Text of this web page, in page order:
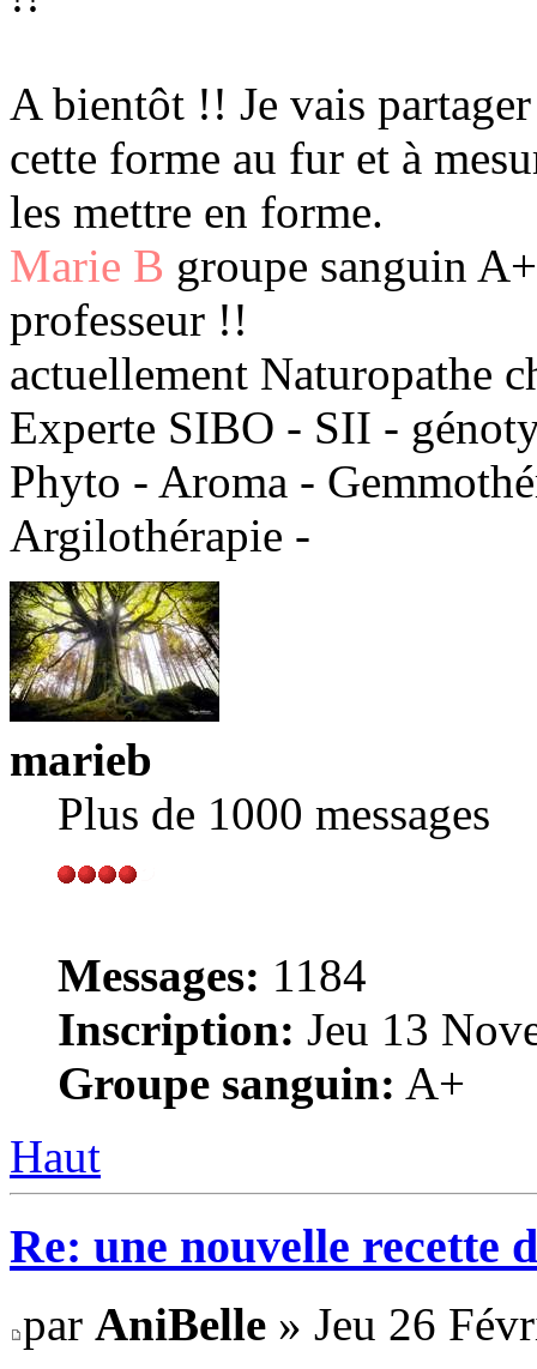
A bientôt !! Je vais
cette forme au fur et à
les mettre en forme.
Marie B groupe sanguin
professeur !!
actuellement Naturopathe
Experte SIBO - SII -
Phyto - Aroma -
Argilothérapie -
marieb
Plus de 1000 messages
Messages: 1184
Inscription: Jeu 13
Groupe sanguin: A+
Haut
Re: une nouvelle recette
par AniBelle » Jeu 26